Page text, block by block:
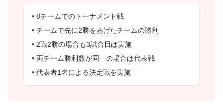
• 8チームでのトーナメント戦
• チームで先に2勝をあげたチームの勝利
• 2戦2勝の場合も3試合目は実施
• 両チーム勝利数が同一の場合は代表戦
• 代表者1名による決定戦を実施